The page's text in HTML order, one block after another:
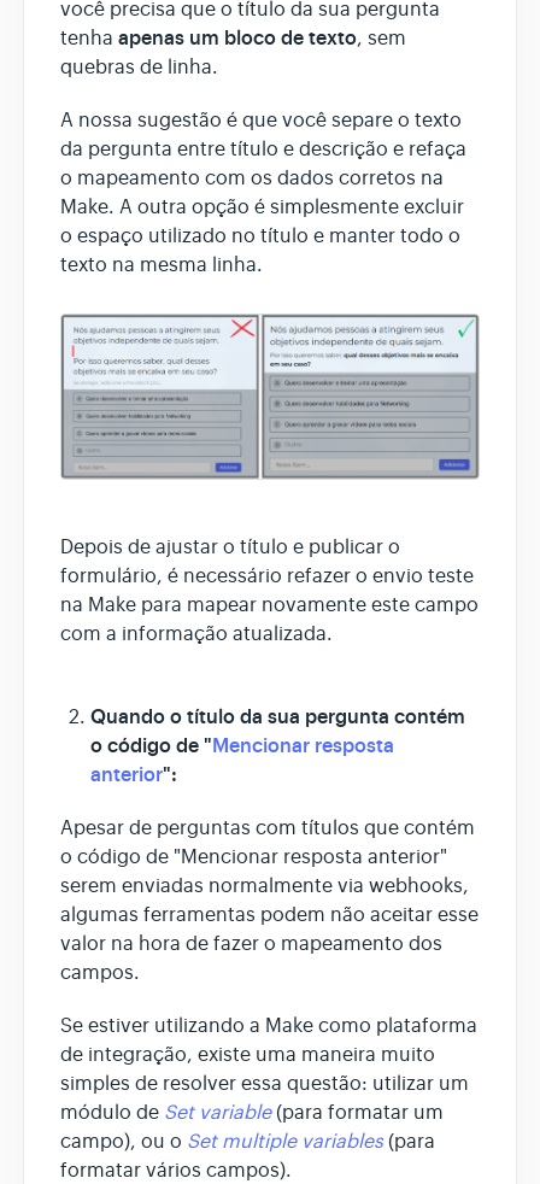
você precisa que o título da sua pergunta
tenha apenas um bloco de texto, sem
quebras de linha.
A nossa sugestão é que você separe o texto
da pergunta entre título e descrição e refaça
o mapeamento com os dados corretos na
Make. A outra opção é simplesmente excluir
o espaço utilizado no título e manter todo o
texto na mesma linha.
Depois de ajustar o título e publicar o
formulário, é necessário refazer o envio teste
na Make para mapear novamente este campo
com a informação atualizada.
Quando o título da sua pergunta contém
o código de "Mencionar resposta
anterior":
Apesar de perguntas com títulos que contém
o código de "Mencionar resposta anterior"
serem enviadas normalmente via webhooks,
algumas ferramentas podem não aceitar esse
valor na hora de fazer o mapeamento dos
campos.
Se estiver utilizando a Make como plataforma
de integração, existe uma maneira muito
simples de resolver essa questão: utilizar um
módulo de Set variable(para formatar um
campo), ou o Set multiple variables(para
formatar vários campos).